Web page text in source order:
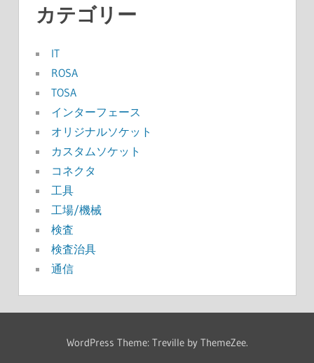
カテゴリー
IT
ROSA
TOSA
インターフェース
オリジナルソケット
カスタムソケット
コネクタ
工具
工場/機械
検査
検査治具
通信
WordPress Theme: Treville by ThemeZee.